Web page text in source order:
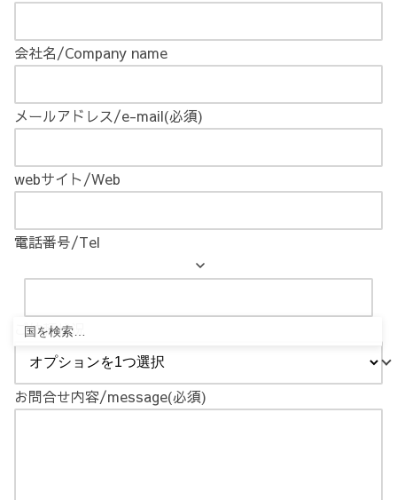
会社名/Company name
メールアドレス/e-mail(必須)
webサイト/Web
電話番号/Tel
ご依頼状況
お問合せ内容/message(必須)